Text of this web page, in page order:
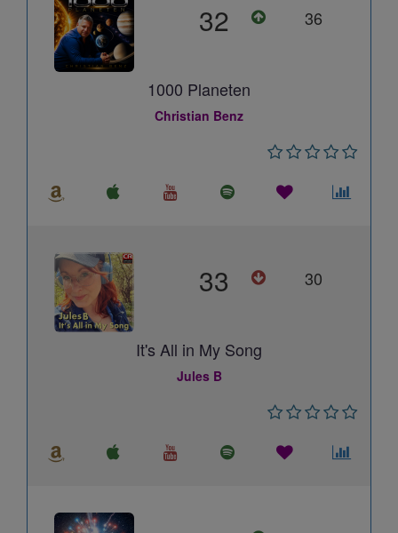
32 36
1000 Planeten
Christian Benz
33 30
It's All in My Song
Jules B